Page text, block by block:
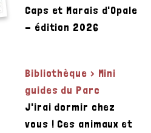
Caps et Marais d'Opale
- édition 2026
Bibliothèque > Mini
guides du Parc
J'irai dormir chez
vous ! Ces animaux et